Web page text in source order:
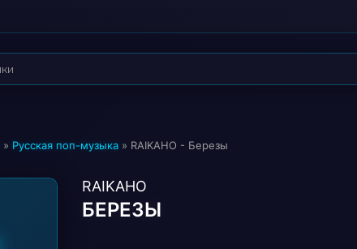
» Русская поп-музыка » RAIKAHO - Березы
RAIKAHO
БЕРЕЗЫ